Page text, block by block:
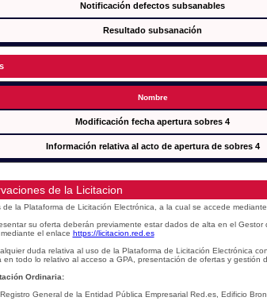
Notificación defectos subsanables
Resultado subsanación
Nombre
Modificación fecha apertura sobres 4
Información relativa al acto de apertura de sobres 4
de la Licitacion
de la Plataforma de Licitación Electrónica, a la cual se accede
su oferta deberán previamente estar dados de alta en el
el enlace https://licitacion.red.es
duda relativa al uso de la Plataforma de Licitación Electrónica
en todo lo relativo al acceso a GPA, presentación de ofertas y gestión
Ordinaria:
General de la Entidad Pública Empresarial Red.es, Edificio